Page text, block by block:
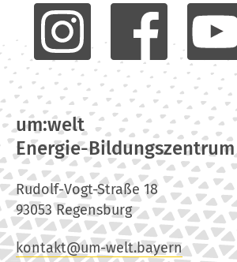
um:welt
Energie-Bildungszentrum
Rudolf-Vogt-Straße 18
93053 Regensburg
kontakt@um-welt.bayern